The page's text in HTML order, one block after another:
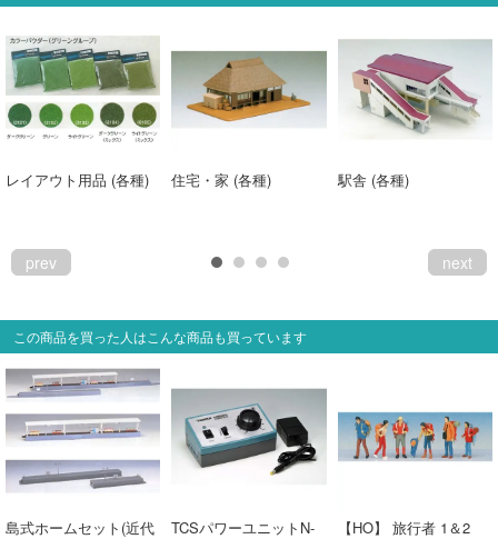
レイアウト用品 (各種) 住宅・家 (各種) 駅舎 (各種)
prev next
この商品を買った人はこんな商品も買っています
島式ホームセット(近代
TCSパワーユニットN-
【HO】 旅行者 1＆2